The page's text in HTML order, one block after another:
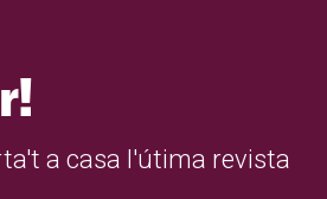
a casa l'útima revista